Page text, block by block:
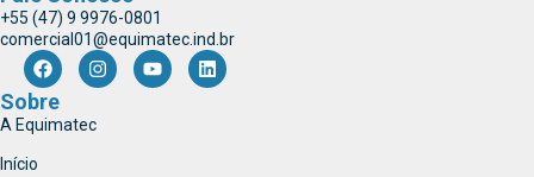
+55 (47) 9 9976-0801
comercial01@equimatec.ind.br
Sobre
A Equimatec
Início